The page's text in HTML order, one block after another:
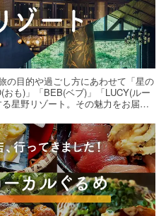
の目的や過ごし方にあわせて「星の
も)」「BEB(ベブ)」「LUCY(ルー
星野リゾート。その魅力をお届け